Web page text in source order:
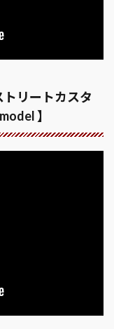
リートカスタ
】